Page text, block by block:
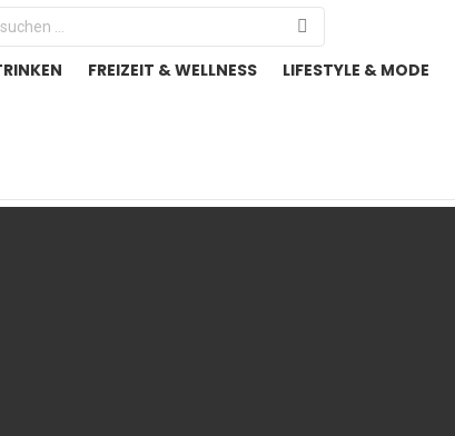
for:
FREIZEIT & WELLNESS LIFESTYLE & MODE